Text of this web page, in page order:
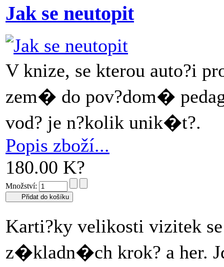
Jak se neutopit
V knize, se kterou auto?i
zem� do pov?dom�
vod? je n?kolik unik�t?.
Popis zboží...
180.00 K?
Množství:
Karti?ky velikosti vizitek
z�kladn�ch krok? a her.